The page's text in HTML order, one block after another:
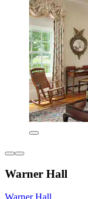
Warner Hall